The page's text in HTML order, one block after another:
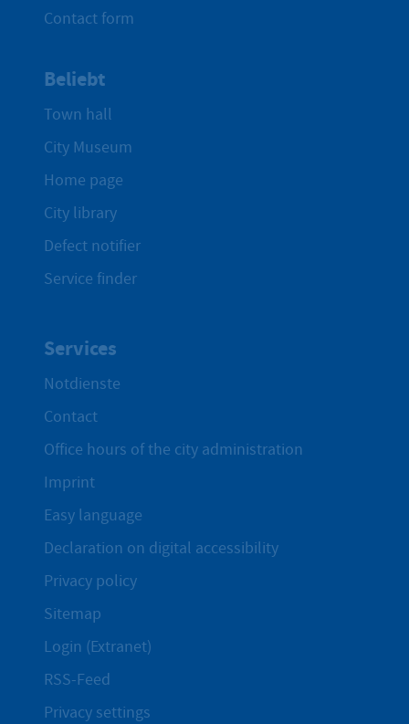
Contact form
Beliebt
Town hall
City Museum
Home page
City library
Defect notifier
Service finder
Services
Notdienste
Contact
Office hours of the city administration
Imprint
Easy language
Declaration on digital accessibility
Privacy policy
Sitemap
Login (Extranet)
RSS-Feed
Privacy settings